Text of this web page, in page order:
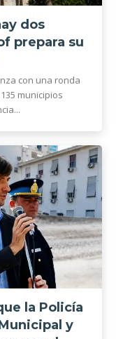
dos
prepara su
con una ronda
municipios
la Policía
y